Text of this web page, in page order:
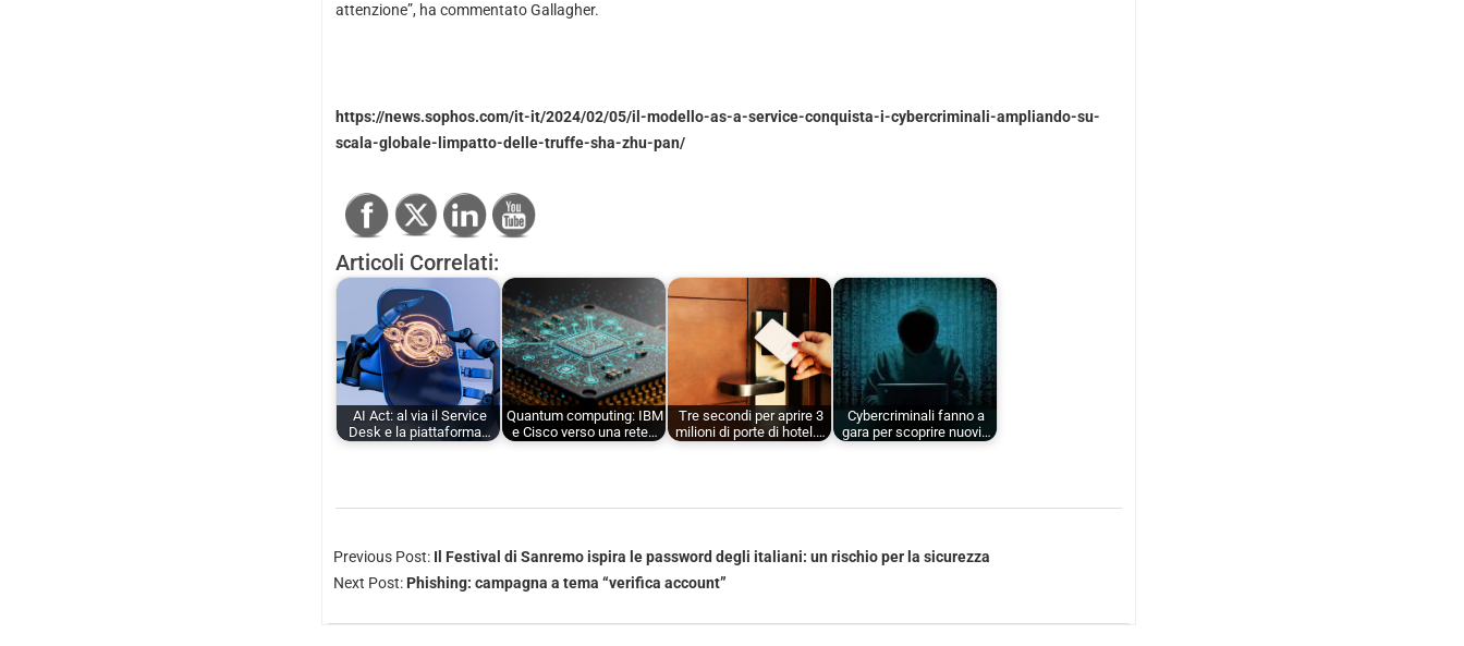
attenzione”, ha commentato Gallagher.
https://news.sophos.com/it-it/2024/02/05/il-modello-as-a-service-conquista-i-cybercriminali-ampliando-su-
scala-globale-limpatto-delle-truffe-sha-zhu-pan/
Articoli Correlati:
AI Act: al via il Service
Desk e la piattaforma…
Quantum computing: IBM
e Cisco verso una rete…
Tre secondi per aprire 3
milioni di porte di hotel.…
Cybercriminali fanno a
gara per scoprire nuovi…
Previous Post: Il Festival di Sanremo ispira le password degli italiani: un rischio per la sicurezza
Next Post: Phishing: campagna a tema “verifica account”